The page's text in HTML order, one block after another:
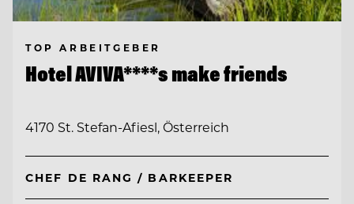
TOP ARBEITGEBER
Hotel AVIVA****s make friends
4170 St. Stefan-Afiesl, Österreich
CHEF DE RANG / BARKEEPER